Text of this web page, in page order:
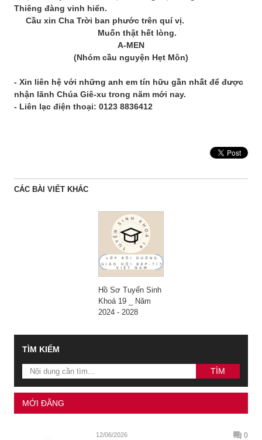
Thiêng đàng vinh hiển.
Cầu xin Cha Trời ban phước trên quí vị.
Muốn thật hết lòng.
A-MEN
(Nhóm cầu nguyện Hẹt Môn)
- Xin liên hệ với những anh em tín hữu gần nhất để được
nhận lãnh Chúa Giê-xu trong năm mới nay.
- Liên lạc điện thoại: 0123 8836412
CÁC BÀI VIẾT KHÁC
Hồ Sơ Tuyển Sinh
Khoá 19 _ Năm
2024 - 2028
TÌM KIẾM
MỚI ĐĂNG
12/06/2026
0